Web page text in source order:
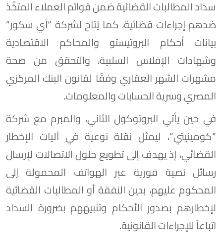
سداد المطالبات القضائية ضمن قوائم العملاء المتخَّذ
ضدهم إجراءات قضائية، كما يُتاح لشركة “أي سكور”
بيانات أحكام البروتيستو والمحاكم الاقتصادية
وشهادات الإفلاس السلبية، والتحقق من صحة
مشهرات الشهر العقاري وفقًا لقانون البنك المركزي
المصري وسرية الحسابات والمعلومات.
في حين يأتي البروتوكول الثاني، والمبرم مع شركة
“كومينيتي”، ليمثل نقلة نوعية في آليات الإخطار
القضائي، إذ يهدف إلى تطويع حلول الاتصالات لإرسال
رسائل نصية فورية عبر الهواتف المحمولة إلى
المحكوم عليهم، بدين النفقة أو المطالبات القضائية
لإخطارهم بصدور الأحكام وتنبيههم بضرورة السداد
اتباعاً للإجراءات القانونية.